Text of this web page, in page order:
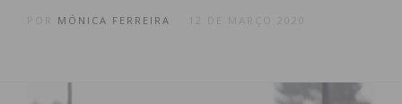
MÓNICA FERREIRA 12 DE MARÇO 2020